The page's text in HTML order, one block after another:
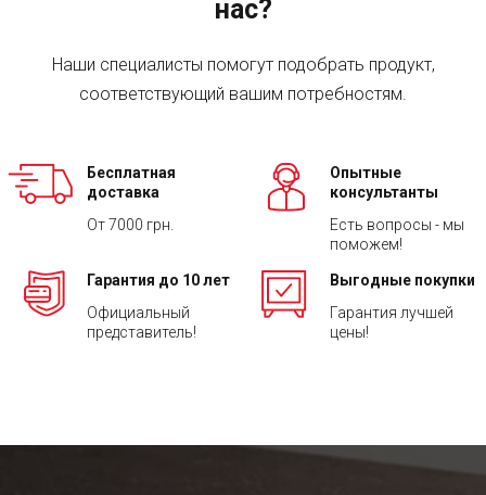
нас?
Наши специалисты помогут подобрать продукт,
соответствующий вашим потребностям.
Бесплатная
доставка
От 7000 грн.
Опытные
консультанты
Есть вопросы - мы
поможем!
Гарантия до 10 лет
Официальный
представитель!
Выгодные покупки
Гарантия лучшей
цены!